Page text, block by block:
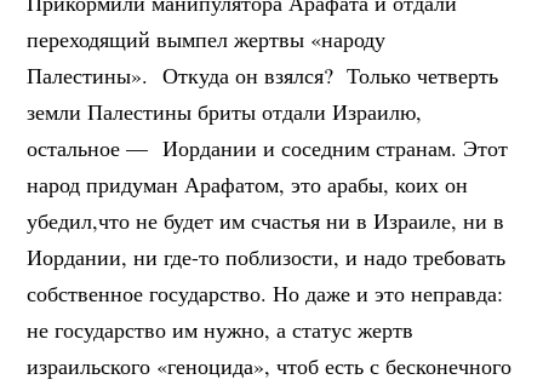
переходящий вымпел жертвы «народу
Палестины». Откуда он взялся? Только четверть
земли Палестины бриты отдали Израилю,
остальное — Иордании и соседним странам. Этот
народ придуман Арафатом, это арабы, коих он
убедил,что не будет им счастья ни в Израиле, ни в
Иордании, ни где-то поблизости, и надо требовать
собственное государство. Но даже и это неправда:
не государство им нужно, а статус жертв
израильского «геноцида», чтоб есть с бесконечного